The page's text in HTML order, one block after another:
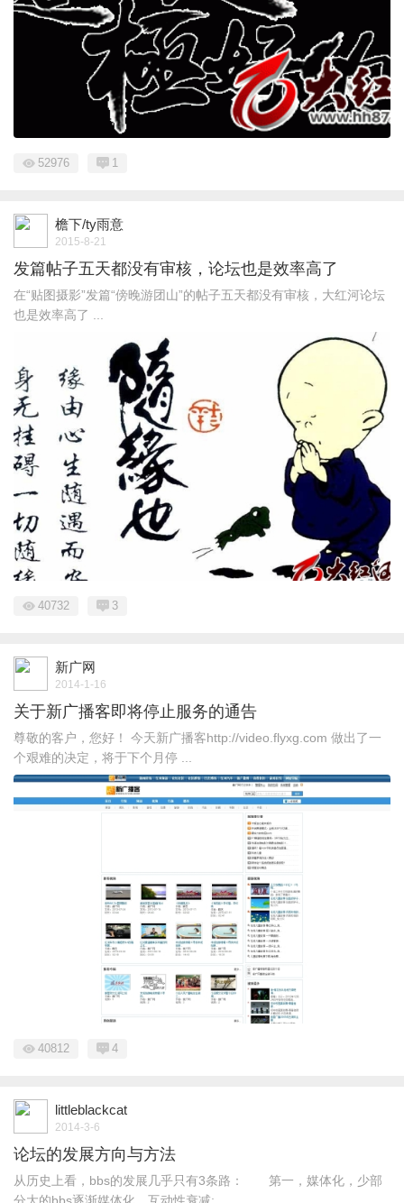
52976 1
檐下/ty雨意
2015-8-21
发篇帖子五天都没有审核，论坛也是效率高了
在“贴图摄影”发篇“傍晚游团山”的帖子五天都没有审核，大红河论坛
也是效率高了 ...
40732 3
新广网
2014-1-16
关于新广播客即将停止服务的通告
尊敬的客户，您好！ 今天新广播客http://video.flyxg.com 做出了一
个艰难的决定，将于下个月停 ...
40812 4
littleblackcat
2014-3-6
论坛的发展方向与方法
从历史上看，bbs的发展几乎只有3条路： 第一，媒体化，少部
分大的bbs逐渐媒体化，互动性衰减; ...